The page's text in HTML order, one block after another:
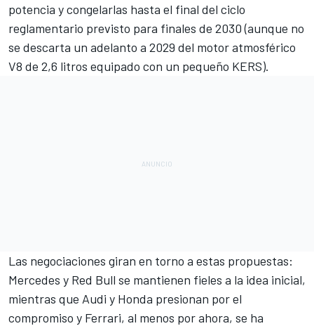
potencia y congelarlas hasta el final del ciclo
reglamentario previsto para finales de 2030 (aunque no
se descarta un adelanto a 2029 del motor atmosférico
V8 de 2,6 litros equipado con un pequeño KERS).
Las negociaciones giran en torno a estas propuestas:
Mercedes y Red Bull se mantienen fieles a la idea inicial,
mientras que Audi y Honda presionan por el
compromiso y Ferrari, al menos por ahora, se ha